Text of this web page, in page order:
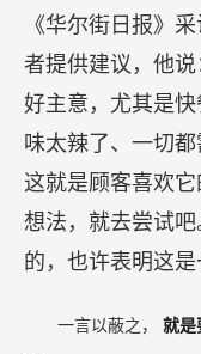
《华尔街日报》
者提供建议，他
好主意，尤其是
味太辣了、一切
这就是顾客喜欢
想法，就去尝试
的，也许表明这
一言以蔽之， 就是